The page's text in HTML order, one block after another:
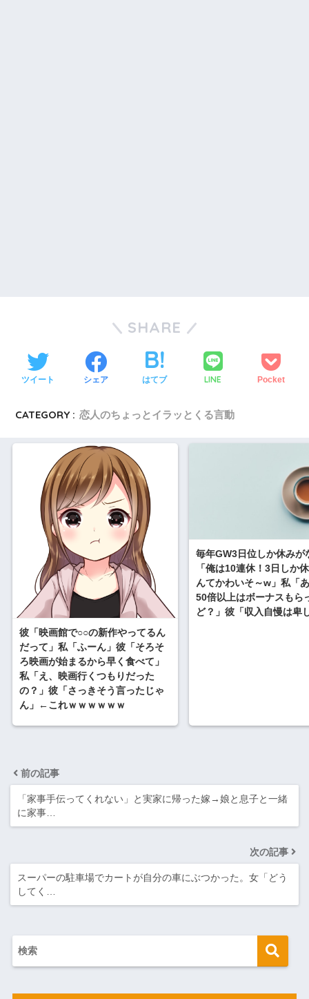
SHARE
ツイート シェア はてブ LINE Pocket
CATEGORY : 恋人のちょっとイラッとくる言動
彼「映画館で○○の新作やってるん
だって」私「ふーん」彼「そろそ
ろ映画が始まるから早く食べて」
私「え、映画行くつもりだった
の？」彼「さっきそう言ったじゃ
ん」←これｗｗｗｗｗｗ
毎年GW3日位しか休みが
「俺は10連休！3日しか
んてかわいそ～w」私「
50倍以上はボーナスもら
ど？」彼「収入自慢は卑
前の記事
「家事手伝ってくれない」と実家に帰った嫁→娘と息子と一緒
に家事…
次の記事
スーパーの駐車場でカートが自分の車にぶつかった。女「どう
してく…